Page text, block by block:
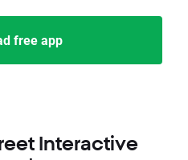
free app
Interactive